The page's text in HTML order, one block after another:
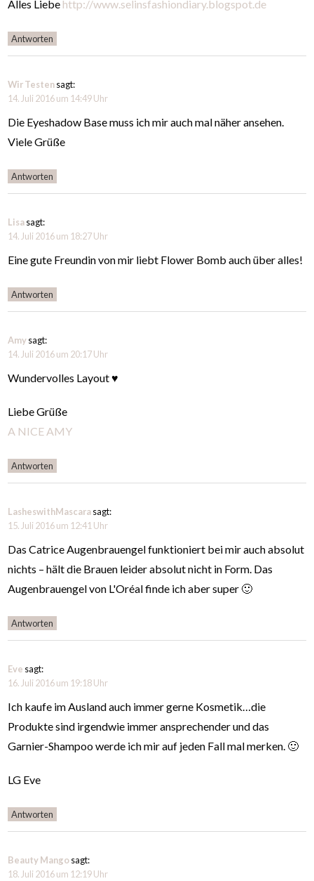
Alles Liebe http://www.selinsfashiondiary.blogspot.de
Antworten
Wir Testensagt:
14. Juli 2016 um 14:49 Uhr
Die Eyeshadow Base muss ich mir auch mal näher ansehen.
Viele Grüße
Antworten
Lisasagt:
14. Juli 2016 um 18:27 Uhr
Eine gute Freundin von mir liebt Flower Bomb auch über alles!
Antworten
Amysagt:
14. Juli 2016 um 20:17 Uhr
Wundervolles Layout ♥
Liebe Grüße
A NICE AMY
Antworten
LasheswithMascarasagt:
15. Juli 2016 um 12:41 Uhr
Das Catrice Augenbrauengel funktioniert bei mir auch absolut
nichts – hält die Brauen leider absolut nicht in Form. Das
Augenbrauengel von L'Oréal finde ich aber super 🙂
Antworten
Eve sagt:
16. Juli 2016 um 19:18 Uhr
Ich kaufe im Ausland auch immer gerne Kosmetik…die
Produkte sind irgendwie immer ansprechender und das
Garnier-Shampoo werde ich mir auf jeden Fall mal merken. 🙂
LG Eve
Antworten
Beauty Mangosagt:
18. Juli 2016 um 12:19 Uhr